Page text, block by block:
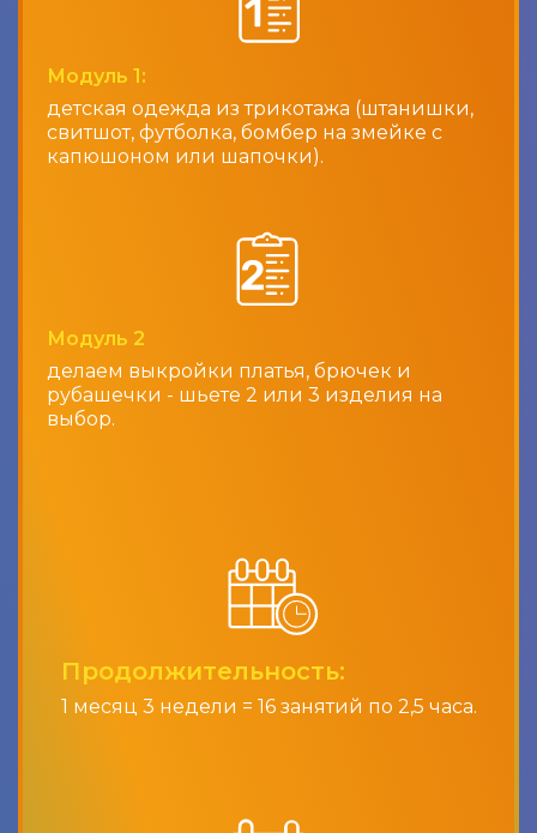
Модуль 1:
детская одежда из трикотажа (штанишки,
свитшот, футболка, бомбер на змейке с
капюшоном или шапочки).
Модуль 2
делаем выкройки платья, брючек и
рубашечки - шьете 2 или 3 изделия на
выбор.
Продолжительность:
1 месяц 3 недели = 16 занятий по 2,5 часа.